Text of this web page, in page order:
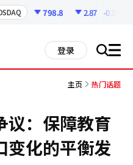
798.8 2.87 -0.36%
登录 搜 all
主页 热门话题
议：保障教育
变化的平衡发